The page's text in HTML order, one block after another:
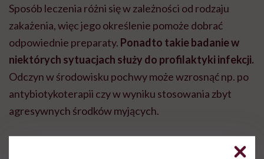
Sposób leczenia różni się w zależności od rodzaju
zakażenia, więc jego określenie pomoże dobrać
odpowiednie preparaty. Ponadto takie badanie w
niektórych sytuacjach służy do profilaktyki infekcji.
Odczyn w środowisku pochwy może wzrosnąć np. po
antybiotykoterapii czy w wyniku stosowania zbyt
agresywnych środków myjących.
Profilaktycznie test pH na infekcje intymne warto